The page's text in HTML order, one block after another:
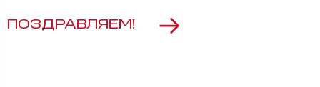
ПОЗДРАВЛЯЕМ!